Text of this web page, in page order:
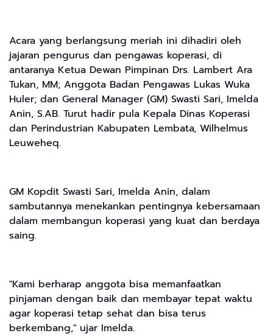
Acara yang berlangsung meriah ini dihadiri oleh
jajaran pengurus dan pengawas koperasi, di
antaranya Ketua Dewan Pimpinan Drs. Lambert Ara
Tukan, MM; Anggota Badan Pengawas Lukas Wuka
Huler; dan General Manager (GM) Swasti Sari, Imelda
Anin, S.AB. Turut hadir pula Kepala Dinas Koperasi
dan Perindustrian Kabupaten Lembata, Wilhelmus
Leuweheq.
GM Kopdit Swasti Sari, Imelda Anin, dalam
sambutannya menekankan pentingnya kebersamaan
dalam membangun koperasi yang kuat dan berdaya
saing.
"Kami berharap anggota bisa memanfaatkan
pinjaman dengan baik dan membayar tepat waktu
agar koperasi tetap sehat dan bisa terus
berkembang," ujar Imelda.